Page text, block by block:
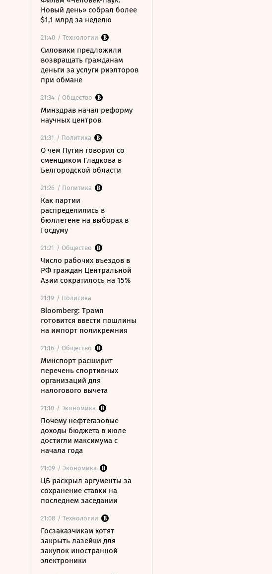
Новый день» собрал более
$1,1 млрд за неделю
21:40 / Технологии
Силовики предложили
возвращать гражданам
деньги за услуги риэлторов
при обмане
21:34 / Общество
Минздрав начал реформу
научных центров
21:31 / Политика
О чем Путин говорил со
сменщиком Гладкова в
Белгородской области
21:26 / Политика
Как партии
распределились в
бюллетене на выборах в
Госдуму
21:21 / Общество
Число рабочих въездов в
РФ граждан Центральной
Азии сократилось на 15%
21:19 / Политика
Bloomberg: Трамп
готовится ввести пошлины
на импорт поликремния
21:16 / Общество
Минспорт расширит
перечень спортивных
организаций для
налогового вычета
21:10 / Экономика
Почему нефтегазовые
доходы бюджета в июле
достигли максимума с
начала года
21:09 / Экономика
ЦБ раскрыл аргументы за
сохранение ставки на
последнем заседании
21:08 / Технологии
Госзаказчикам хотят
закрыть лазейки для
закупок иностранной
электроники